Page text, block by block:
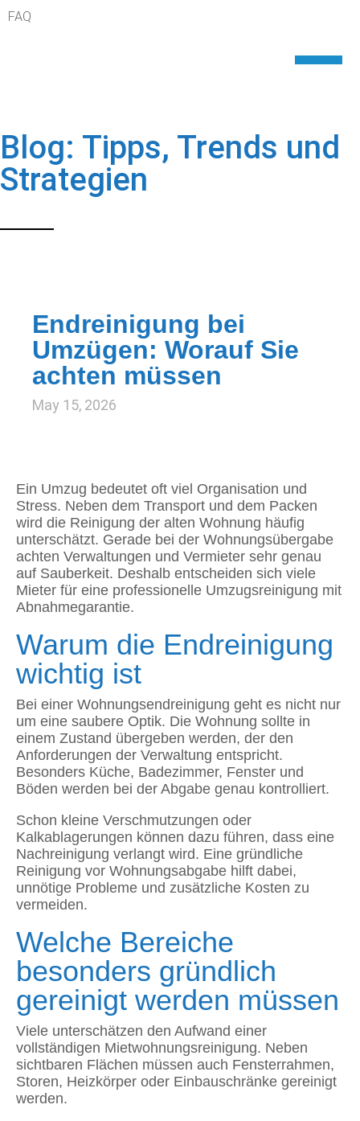
FAQ
Blog: Tipps, Trends und
Strategien
Endreinigung bei
Umzügen: Worauf Sie
achten müssen
May 15, 2026
Ein Umzug bedeutet oft viel Organisation und
Stress. Neben dem Transport und dem Packen
wird die Reinigung der alten Wohnung häufig
unterschätzt. Gerade bei der Wohnungsübergabe
achten Verwaltungen und Vermieter sehr genau
auf Sauberkeit. Deshalb entscheiden sich viele
Mieter für eine professionelle Umzugsreinigung mit
Abnahmegarantie.
Warum die Endreinigung
wichtig ist
Bei einer Wohnungsendreinigung geht es nicht nur
um eine saubere Optik. Die Wohnung sollte in
einem Zustand übergeben werden, der den
Anforderungen der Verwaltung entspricht.
Besonders Küche, Badezimmer, Fenster und
Böden werden bei der Abgabe genau kontrolliert.
Schon kleine Verschmutzungen oder
Kalkablagerungen können dazu führen, dass eine
Nachreinigung verlangt wird. Eine gründliche
Reinigung vor Wohnungsabgabe hilft dabei,
unnötige Probleme und zusätzliche Kosten zu
vermeiden.
Welche Bereiche
besonders gründlich
gereinigt werden müssen
Viele unterschätzen den Aufwand einer
vollständigen Mietwohnungsreinigung. Neben
sichtbaren Flächen müssen auch Fensterrahmen,
Storen, Heizkörper oder Einbauschränke gereinigt
werden.